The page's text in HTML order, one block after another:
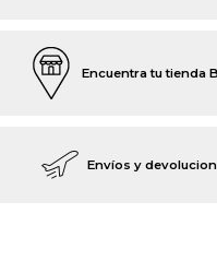
Encuentra tu tienda
Envíos y